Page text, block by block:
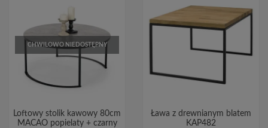
CHWILOWO NIEDOSTĘPNY
Loftowy stolik kawowy 80cm
MACAO popielaty + czarny
Ława z drewnianym blatem
KAP482